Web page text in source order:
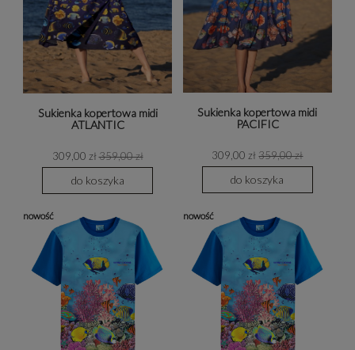
Sukienka kopertowa midi
ATLANTIC
309,00 zł 359,00 zł
do koszyka
Sukienka kopertowa midi
PACIFIC
309,00 zł 359,00 zł
do koszyka
nowość nowość